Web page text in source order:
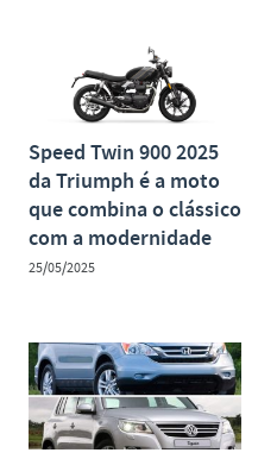
Speed Twin 900 2025
da Triumph é a moto
que combina o clássico
com a modernidade
25/05/2025